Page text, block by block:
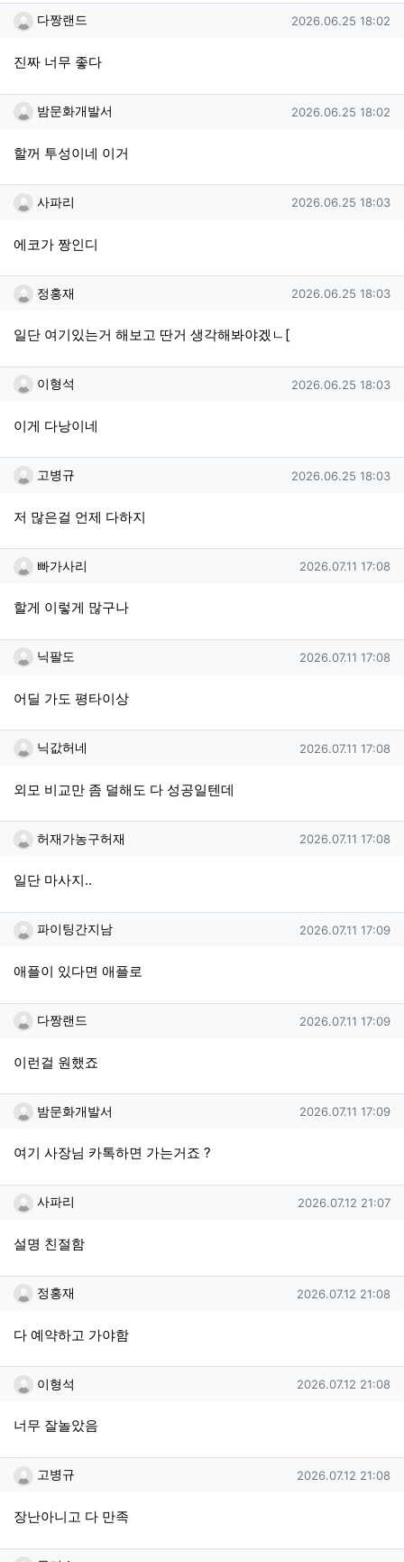
다짱랜드님의 댓글
다짱랜드 작성일
2026.06.25 18:02
진짜 너무 좋다
밤문화개발서님의 댓글
밤문화개발서 작성일
2026.06.25 18:02
할꺼 투성이네 이거
사파리님의 댓글
사파리 작성일
2026.06.25 18:03
에코가 짱인디
정홍재님의 댓글
정홍재 작성일
2026.06.25 18:03
일단 여기있는거 해보고 딴거 생각해봐야겠ㄴ[
이형석님의 댓글
이형석 작성일
2026.06.25 18:03
이게 다낭이네
고병규님의 댓글
고병규 작성일
2026.06.25 18:03
저 많은걸 언제 다하지
빠가사리님의 댓글
빠가사리 작성일
2026.07.11 17:08
할게 이렇게 많구나
닉팔도님의 댓글
닉팔도 작성일
2026.07.11 17:08
어딜 가도 평타이상
닉값허네님의 댓글
닉값허네 작성일
2026.07.11 17:08
외모 비교만 좀 덜해도 다 성공일텐데
허재가농구허재님의 댓글
허재가농구허재 작성일
2026.07.11 17:08
일단 마사지..
파이팅간지남님의 댓글
파이팅간지남 작성일
2026.07.11 17:09
애플이 있다면 애플로
다짱랜드님의 댓글
다짱랜드 작성일
2026.07.11 17:09
이런걸 원했죠
밤문화개발서님의 댓글
밤문화개발서 작성일
2026.07.11 17:09
여기 사장님 카톡하면 가는거죠 ?
사파리님의 댓글
사파리 작성일
2026.07.12 21:07
설명 친절함
정홍재님의 댓글
정홍재 작성일
2026.07.12 21:08
다 예약하고 가야함
이형석님의 댓글
이형석 작성일
2026.07.12 21:08
너무 잘놀았음
고병규님의 댓글
고병규 작성일
2026.07.12 21:08
장난아니고 다 만족